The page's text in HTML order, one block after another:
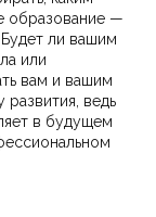
образование —
ли вашим
или
вам и вашим
ведь
в будущем